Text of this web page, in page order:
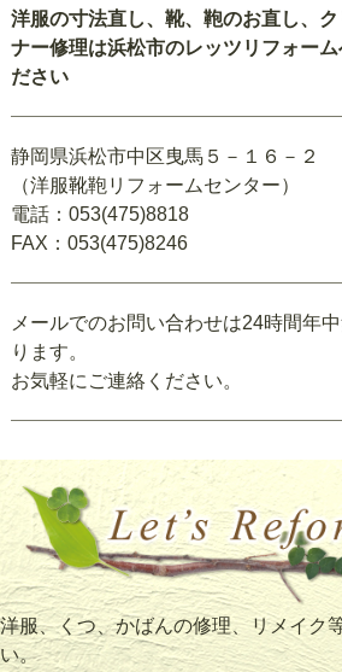
洋服の寸法直し、靴、鞄のお直し、
ナー修理は浜松市のレッツリフォーム
ださい
静岡県浜松市中区曳馬５－１６－２
（洋服靴鞄リフォームセンター）
電話：053(475)8818
FAX：053(475)8246
メールでのお問い合わせは24時間年
ります。
お気軽にご連絡ください。
洋服、くつ、かばんの修理、リメイク
い。